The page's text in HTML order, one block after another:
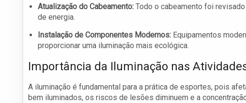
Atualização do Cabeamento: Todo o cabeamento foi
de energia.
Instalação de Componentes Modernos: Equipamentos
proporcionar uma iluminação mais ecológica.
Importância da Iluminação nas
A iluminação é fundamental para a prática de esportes, pois
bem iluminados, os riscos de lesões diminuem e a